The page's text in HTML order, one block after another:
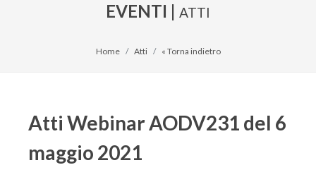
EVENTI | ATTI
Home Atti « Torna indietro
Atti Webinar AODV231 del 6
maggio 2021